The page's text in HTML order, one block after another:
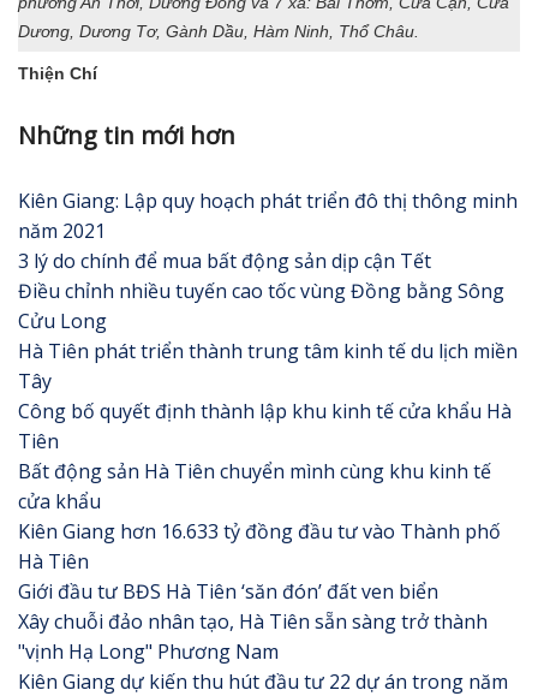
Dương, Dương Tơ, Gành Dầu, Hàm Ninh, Thổ Châu.
Thiện Chí
Những tin mới hơn
Kiên Giang: Lập quy hoạch phát triển đô thị thông minh
năm 2021
3 lý do chính để mua bất động sản dịp cận Tết
Điều chỉnh nhiều tuyến cao tốc vùng Đồng bằng Sông
Cửu Long
Hà Tiên phát triển thành trung tâm kinh tế du lịch miền
Tây
Công bố quyết định thành lập khu kinh tế cửa khẩu Hà
Tiên
Bất động sản Hà Tiên chuyển mình cùng khu kinh tế
cửa khẩu
Kiên Giang hơn 16.633 tỷ đồng đầu tư vào Thành phố
Hà Tiên
Giới đầu tư BĐS Hà Tiên ‘săn đón’ đất ven biển
Xây chuỗi đảo nhân tạo, Hà Tiên sẵn sàng trở thành
"vịnh Hạ Long" Phương Nam
Kiên Giang dự kiến thu hút đầu tư 22 dự án trong năm